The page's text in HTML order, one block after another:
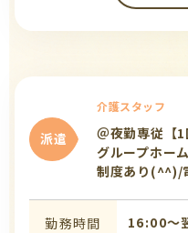
派遣
介護スタッフ
＠夜勤専従【
グループホー
制度あり(^^)/
勤務時間 16:00〜